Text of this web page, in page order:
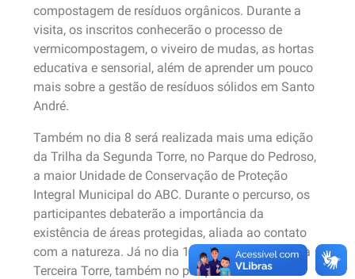
compostagem de resíduos orgânicos. Durante a
visita, os inscritos conhecerão o processo de
vermicompostagem, o viveiro de mudas, as hortas
educativa e sensorial, além de aprender um pouco
mais sobre a gestão de resíduos sólidos em Santo
André.
Também no dia 8 será realizada mais uma edição
da Trilha da Segunda Torre, no Parque do Pedroso,
a maior Unidade de Conservação de Proteção
Integral Municipal do ABC. Durante o percurso, os
participantes debaterão a importância da
existência de áreas protegidas, aliada ao contato
com a natureza. Já no dia 12, ocorrerá a Trilha da
Terceira Torre, também no parque.